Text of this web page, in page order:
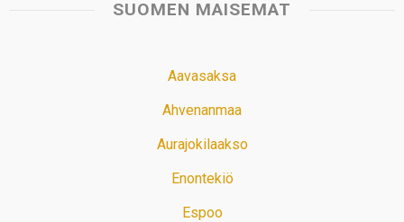
SUOMEN MAISEMAT
Aavasaksa
Ahvenanmaa
Aurajokilaakso
Enontekiö
Espoo